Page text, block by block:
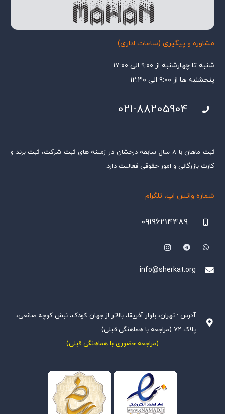
مشاوره و پیگیری (ساعات اداری)
شنبه تا چهارشنبه از ۹:۰۰ الی ۱۷:۰۰
پنجشنبه ها از ۹:۰۰ الی ۱۲:۳۰
021-88205904
ثبت ماهان با ۸ سال سابقه درخشان در زمینه های ثبت شرکت، ثبت برند و
کارت بازرگانی و امور حقوقی فعالیت دارد.
شماره واتس اپ، تلگرام
09196214489
info@sherkat.org
آدرس : تهران، بلوار آفریقا، بالاتر از جهان کودک، نبش کوچه صانعی،
پلاک ۷۲ (مراجعه با هماهنگی قبلی)
(مراجعه حضوری با هماهنگی قبلی)